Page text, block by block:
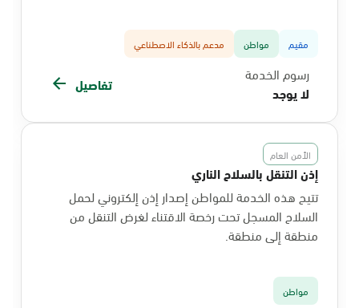
مقيم مواطن مدعم بالذكاء الاصطناعي
رسوم الخدمة
لا يوجد
تفاصيل
الأمن العام
إذن التنقل بالسلاح الناري
تتيح هذه الخدمة للمواطن إصدار إذن إلكتروني لحمل
السلاح المسجل تحت رخصة الاقتناء لغرض التنقل من
منطقة إلى منطقة.
مواطن